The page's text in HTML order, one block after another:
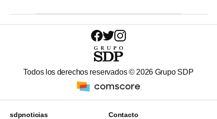
Todos los derechos reservados © 2026 Grupo SDP
sdpnoticias Contacto